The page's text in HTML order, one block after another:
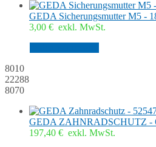
GEDA Sicherungsmutter M5 -
3,00 € exkl. MwSt.
8010
22288
8070
GEDA ZAHNRADSCHUTZ -
197,40 € exkl. MwSt.